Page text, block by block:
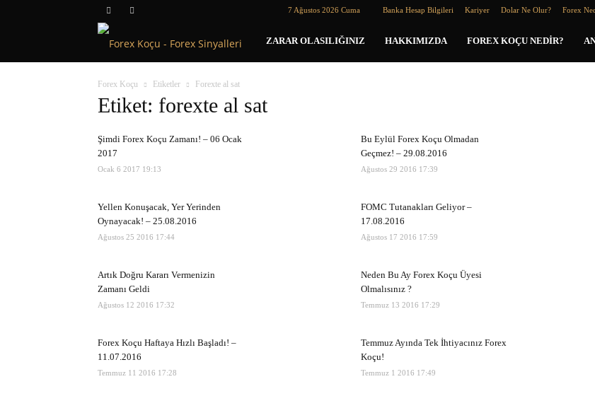
7 Ağustos 2026 Cuma Banka Hesap Bilgileri Kariyer Dolar Ne Olur? Forex
Forex
ZARAR OLASILIĞINIZ HAKKIMIZDA FOREX KOÇU NEDIR?
Forex Koçu Etiketler Forexte al sat
Etiket: forexte al sat
Şimdi Forex Koçu Zamanı! – 06 Ocak
2017
Ocak 6 2017 19:13
Bu Eylül Forex Koçu Olmadan
Geçmez! – 29.08.2016
Ağustos 29 2016 17:39
Yellen Konuşacak, Yer Yerinden
Oynayacak! – 25.08.2016
Ağustos 25 2016 17:44
FOMC Tutanakları Geliyor –
17.08.2016
Ağustos 17 2016 17:59
Artık Doğru Kararı Vermenizin
Zamanı Geldi
Ağustos 12 2016 17:32
Neden Bu Ay Forex Koçu Üyesi
Olmalısınız ?
Temmuz 13 2016 17:29
Forex Koçu Haftaya Hızlı Başladı! –
11.07.2016
Temmuz 11 2016 17:28
Temmuz Ayında Tek İhtiyacınız Forex
Koçu!
Temmuz 1 2016 17:49